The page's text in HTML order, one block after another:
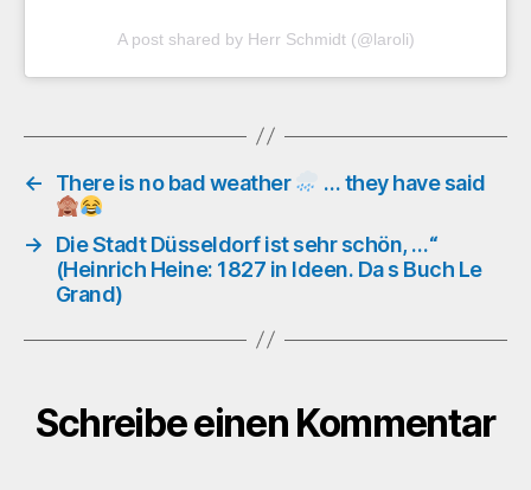
A post shared by Herr Schmidt (@laroli)
← There is no bad weather … they have said
→
Die Stadt Düsseldorf ist sehr schön, …“
(Heinrich Heine: 1827 in Ideen. Da s Buch Le
Grand)
Schreibe einen Kommentar